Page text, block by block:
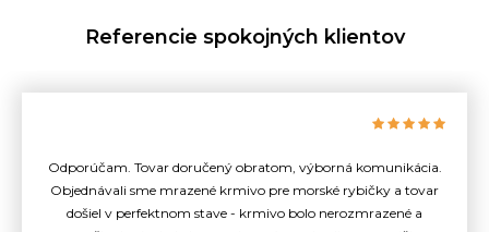
Referencie spokojných klientov
Odporúčam. Tovar doručený obratom, výborná komunikácia.
Objednávali sme mrazené krmivo pre morské rybičky a tovar
došiel v perfektnom stave - krmivo bolo nerozmrazené a